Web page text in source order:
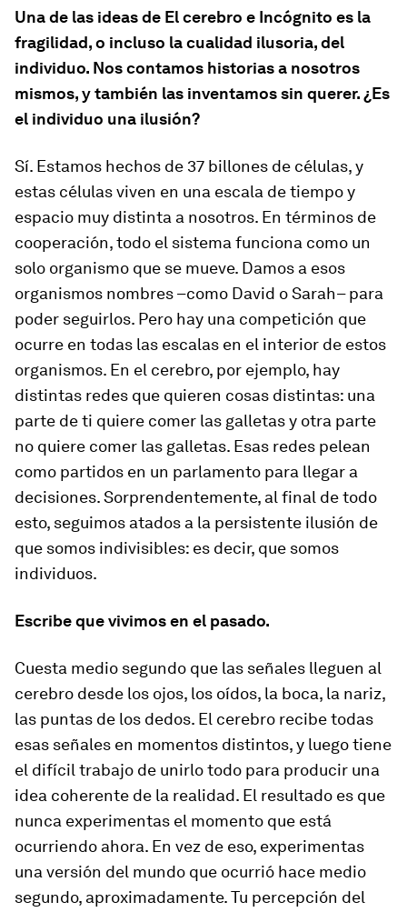
Una de las ideas de El cerebro e Incógnito es la
fragilidad, o incluso la cualidad ilusoria, del
individuo. Nos contamos historias a nosotros
mismos, y también las inventamos sin querer. ¿Es
el individuo una ilusión?
Sí. Estamos hechos de 37 billones de células, y
estas células viven en una escala de tiempo y
espacio muy distinta a nosotros. En términos de
cooperación, todo el sistema funciona como un
solo organismo que se mueve. Damos a esos
organismos nombres –como David o Sarah– para
poder seguirlos. Pero hay una competición que
ocurre en todas las escalas en el interior de estos
organismos. En el cerebro, por ejemplo, hay
distintas redes que quieren cosas distintas: una
parte de ti quiere comer las galletas y otra parte
no quiere comer las galletas. Esas redes pelean
como partidos en un parlamento para llegar a
decisiones. Sorprendentemente, al final de todo
esto, seguimos atados a la persistente ilusión de
que somos indivisibles: es decir, que somos
individuos.
Escribe que vivimos en el pasado.
Cuesta medio segundo que las señales lleguen al
cerebro desde los ojos, los oídos, la boca, la nariz,
las puntas de los dedos. El cerebro recibe todas
esas señales en momentos distintos, y luego tiene
el difícil trabajo de unirlo todo para producir una
idea coherente de la realidad. El resultado es que
nunca experimentas el momento que está
ocurriendo ahora. En vez de eso, experimentas
una versión del mundo que ocurrió hace medio
segundo, aproximadamente. Tu percepción del